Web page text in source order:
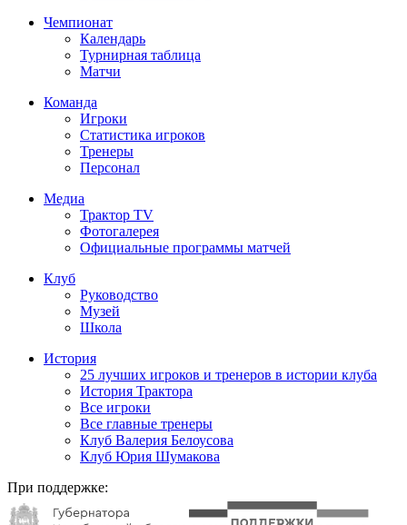
Чемпионат
Календарь
Турнирная таблица
Матчи
Команда
Игроки
Статистика игроков
Тренеры
Персонал
Медиа
Трактор TV
Фотогалерея
Официальные программы матчей
Клуб
Руководство
Музей
Школа
История
25 лучших игроков и тренеров в истории клуба
История Трактора
Все игроки
Все главные тренеры
Клуб Валерия Белоусова
Клуб Юрия Шумакова
При поддержке: